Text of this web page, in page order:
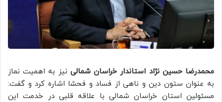
محمدرضا حسین نژاد استاندار خراسان شمالی نیز به اهمیت نماز
به عنوان ستون دین و ناهی از فساد و فحشا اشاره کرد و گفت:
مسئولین استان خراسان شمالی با علاقه قلبی در خدمت این